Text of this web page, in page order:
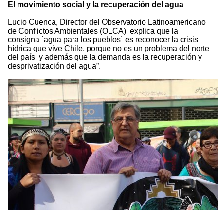
El movimiento social y la recuperación del agua
Lucio Cuenca, Director del Observatorio Latinoamericano
de Conflictos Ambientales (OLCA), explica que la
consigna `agua para los pueblos´ es reconocer la crisis
hídrica que vive Chile, porque no es un problema del norte
del país, y además que la demanda es la recuperación y
desprivatización del agua”.